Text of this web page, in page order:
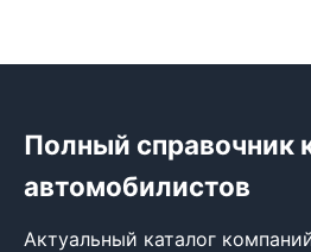
Полный справочник
автомобилистов
Актуальный каталог